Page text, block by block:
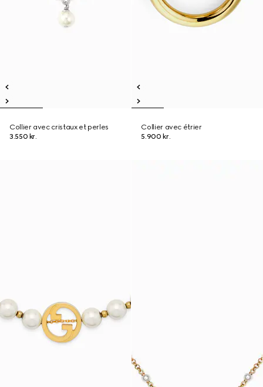
Collier avec cristaux et perles
3.550 kr.
Collier avec étrier
5.900 kr.